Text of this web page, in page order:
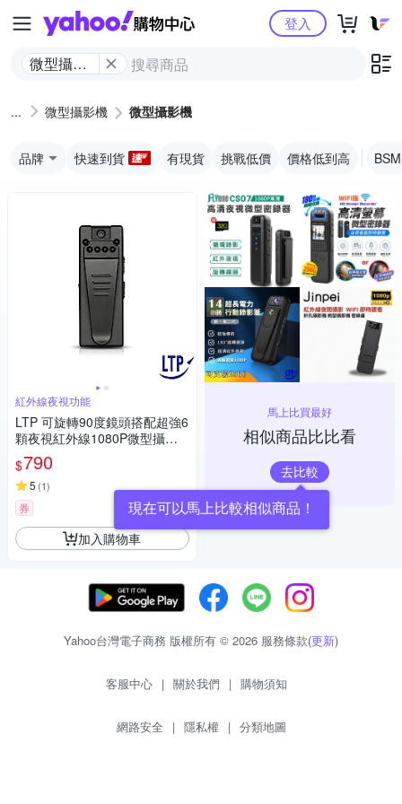
Yahoo購物中心
微型攝影
登入
微型攝影機 微型攝影機
品牌 快速到貨 有現貨 挑戰低價 價格低到高
紅外線夜視功能
LTP 可旋轉90度鏡頭搭配超強6
顆夜視紅外線1080P微型攝影
機
$790
5 (1)
券
加入購物車
馬上比買最好
相似商品比比看
去比較
現在可以馬上比較相似商品！
Yahoo台灣電子商務 版權所有 © 2026 服務條款(更新)
客服中心 | 關於我們 | 購物須知
網路安全 | 隱私權 | 分類地圖